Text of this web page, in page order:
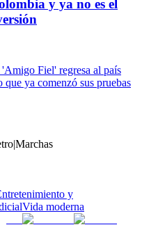
y ya no es el
Fiel' regresa al país
ya comenzó sus pruebas
|Marchas
y
Vida moderna